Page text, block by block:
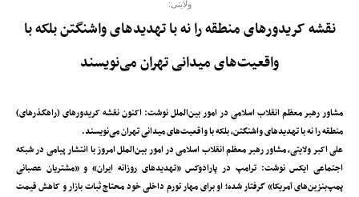
ولایتی:
نقشه کریدورهای منطقه را نه با تهدیدهای واشنگتن بلکه با
واقعیت‌های میدانی تهران می‌نویسند
مشاور رهبر معظم انقلاب اسلامی در امور بین‌الملل نوشت: اکنون نقشه کریدورهای (راهگذرهای)
منطقه را نه با تهدیدهای واشنگتن، بلکه با واقعیت‌های میدانی تهران می‌نویسند.
علی اکبر ولایتی، مشاور رهبر معظم انقلاب اسلامی در امور بین‌الملل امروز با انتشار پیامی در شبکه
اجتماعی ایکس نوشت: ترامپ در پارادوکس «تهدیدهای روزانه ایران» و «مشتریان عصبانی
پمپ‌بنزین‌های آمریکا» گرفتار شده؛ او برای مهار تورم داخلی خود محتاج ثبات بازار و کاهش قیمت